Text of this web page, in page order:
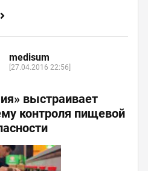
medisum
[27.04.2016 22:56]
выстраивает
контроля пищевой